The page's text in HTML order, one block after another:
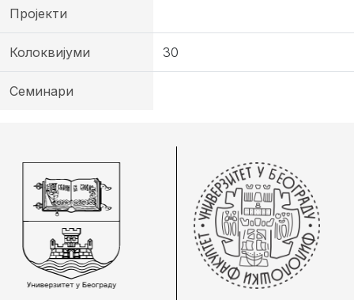
Пројекти
Колоквијуми 30
Семинари